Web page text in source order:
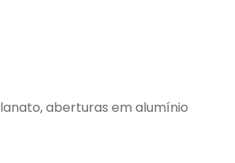
aberturas em alumínio